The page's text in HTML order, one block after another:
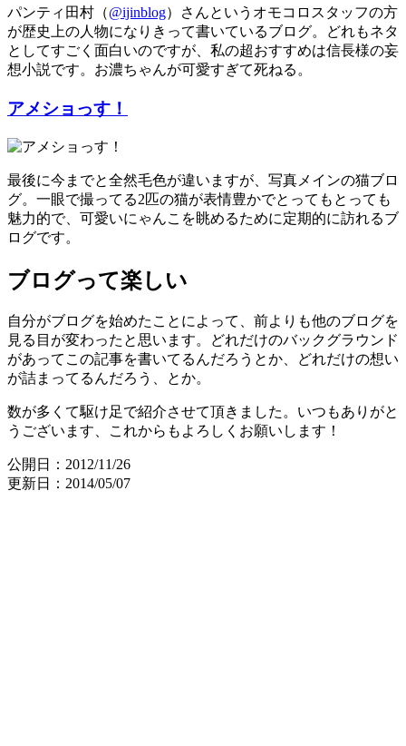
パンティ田村（@ijinblog）さんというオモコロスタッフの方
が歴史上の人物になりきって書いているブログ。どれもネタ
としてすごく面白いのですが、私の超おすすめは信長様の妄
想小説です。お濃ちゃんが可愛すぎて死ねる。
アメショっす！
最後に今までと全然毛色が違いますが、写真メインの猫ブロ
グ。一眼で撮ってる2匹の猫が表情豊かでとってもとっても
魅力的で、可愛いにゃんこを眺めるために定期的に訪れるブ
ログです。
ブログって楽しい
自分がブログを始めたことによって、前よりも他のブログを
見る目が変わったと思います。どれだけのバックグラウンド
があってこの記事を書いてるんだろうとか、どれだけの想い
が詰まってるんだろう、とか。
数が多くて駆け足で紹介させて頂きました。いつもありがと
うございます、これからもよろしくお願いします！
公開日：2012/11/26
更新日：2014/05/07